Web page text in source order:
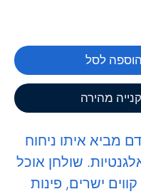
הוספה לסל
מהירה
מביא איתו ניחוח
שולחן אוכל
ישרים, פינות